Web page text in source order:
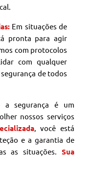
Em situações de
pronta para agir
com protocolos
com qualquer
de todos
a segurança é um
nossos serviços
, você está
e a garantia de
as situações.
Sua